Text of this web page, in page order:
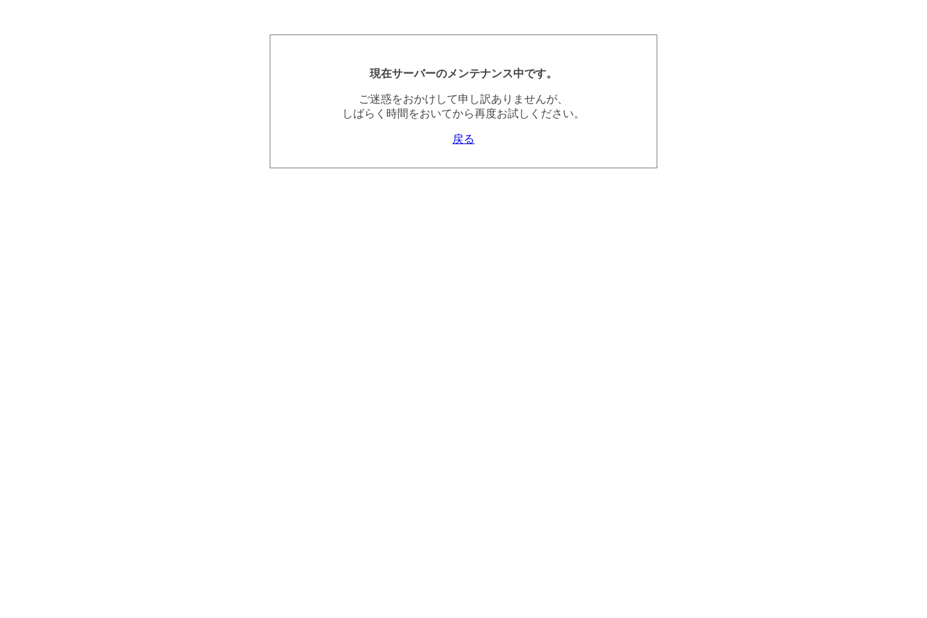
現在サーバーのメンテナンス中です。
ご迷惑をおかけして申し訳ありませんが、
しばらく時間をおいてから再度お試しください。
戻る